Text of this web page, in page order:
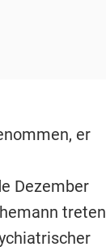
er
Dezember
treten